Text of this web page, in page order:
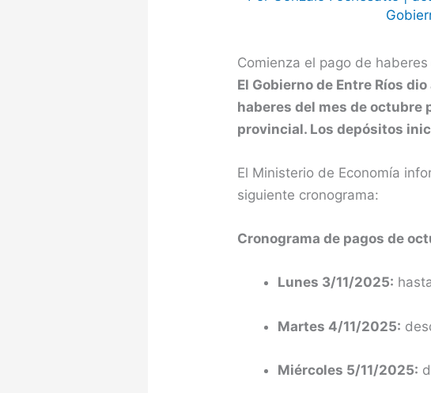
Comienza el pago de
El Gobierno de Entre Ríos
haberes del mes de
provincial. Los depósitos
El Ministerio de Economía
siguiente cronograma:
Cronograma de pagos de
Lunes 3/11/2025:
Martes 4/11/2025:
Miércoles 5/11/2025: